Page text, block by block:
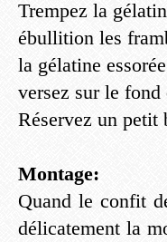
Trempez la
ébullition les
la gélatine
versez sur le fond
Réservez un
Montage:
Quand le confit
délicatement la